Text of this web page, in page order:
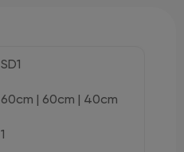
SD1
60cm | 60cm | 40cm
1